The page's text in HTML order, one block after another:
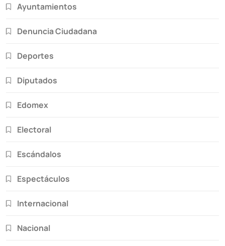
Ayuntamientos
Denuncia Ciudadana
Deportes
Diputados
Edomex
Electoral
Escándalos
Espectáculos
Internacional
Nacional